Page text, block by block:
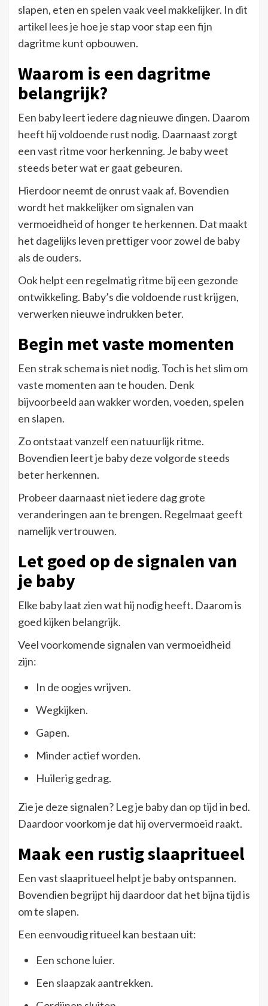
slapen, eten en spelen vaak veel makkelijker. In dit
artikel lees je hoe je stap voor stap een fijn
dagritme kunt opbouwen.
Waarom is een dagritme
belangrijk?
Een baby leert iedere dag nieuwe dingen. Daarom
heeft hij voldoende rust nodig. Daarnaast zorgt
een vast ritme voor herkenning. Je baby weet
steeds beter wat er gaat gebeuren.
Hierdoor neemt de onrust vaak af. Bovendien
wordt het makkelijker om signalen van
vermoeidheid of honger te herkennen. Dat maakt
het dagelijks leven prettiger voor zowel de baby
als de ouders.
Ook helpt een regelmatig ritme bij een gezonde
ontwikkeling. Baby’s die voldoende rust krijgen,
verwerken nieuwe indrukken beter.
Begin met vaste momenten
Een strak schema is niet nodig. Toch is het slim om
vaste momenten aan te houden. Denk
bijvoorbeeld aan wakker worden, voeden, spelen
en slapen.
Zo ontstaat vanzelf een natuurlijk ritme.
Bovendien leert je baby deze volgorde steeds
beter herkennen.
Probeer daarnaast niet iedere dag grote
veranderingen aan te brengen. Regelmaat geeft
namelijk vertrouwen.
Let goed op de signalen van
je baby
Elke baby laat zien wat hij nodig heeft. Daarom is
goed kijken belangrijk.
Veel voorkomende signalen van vermoeidheid
zijn:
In de oogjes wrijven.
Wegkijken.
Gapen.
Minder actief worden.
Huilerig gedrag.
Zie je deze signalen? Leg je baby dan op tijd in bed.
Daardoor voorkom je dat hij oververmoeid raakt.
Maak een rustig slaapritueel
Een vast slaapritueel helpt je baby ontspannen.
Bovendien begrijpt hij daardoor dat het bijna tijd is
om te slapen.
Een eenvoudig ritueel kan bestaan uit:
Een schone luier.
Een slaapzak aantrekken.